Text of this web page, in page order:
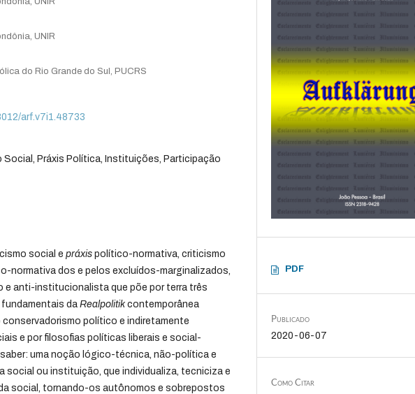
UNIR
do Rio Grande do Sul, PUCRS
arf.v7i1.48733
Social, Práxis Política, Instituições, Participação
social epráxis político-normativa, criticismo
normativa dos e pelos excluídos-marginalizados,
anti-institucionalista que põe por terra três
daRealpolitik contemporânea
político e indiretamente
e por filosofias políticas liberais e social-
uma noção lógico-técnica, não-política e
social ou instituição, que individualiza, tecniciza e
social, tornando-os autônomos e sobrepostos
PDF
Publicado
2020-06-07
Como Citar